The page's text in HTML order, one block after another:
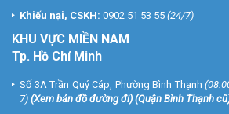
Khiếu nại, CSKH: 0902 51 53 55 (24/7)
KHU VỰC MIỀN NAM
Tp. Hồ Chí Minh
Số 3A Trần Quý Cáp, Phường Bình Thạnh
7) (Xem bản đồ đường đi) (Quận Bình Thạnh